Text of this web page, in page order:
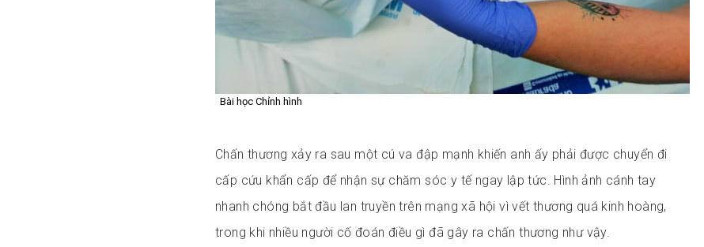
Bài học Chỉnh hình
Chấn thương xảy ra sau một cú va đập mạnh khiến anh ấy phải được chuyển đi
cấp cứu khẩn cấp để nhận sự chăm sóc y tế ngay lập tức. Hình ảnh cánh tay
nhanh chóng bắt đầu lan truyền trên mạng xã hội vì vết thương quá kinh hoàng,
trong khi nhiều người cố đoán điều gì đã gây ra chấn thương như vậy.